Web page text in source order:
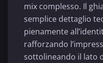
mix complesso. Il
semplice dettaglio
pienamente
rafforzando
sottolineando il lato